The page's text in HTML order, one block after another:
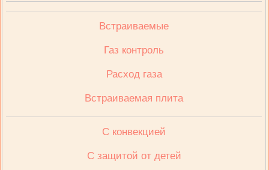
Встраиваемые
Газ контроль
Расход газа
Встраиваемая плита
C конвекцией
C защитой от детей